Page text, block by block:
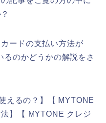
ードの支払い方法が
のかどうかの解説をさ
えるの？】【 MYTONE
】【 MYTONE クレジ